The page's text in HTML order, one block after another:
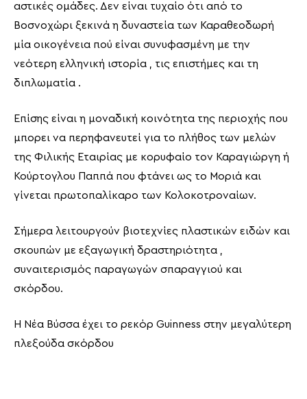
αστικές ομάδες. Δεν είναι τυχαίο ότι από το
Βοσνοχώρι ξεκινά η δυναστεία των Καραθεοδωρή
μία οικογένεια πού είναι συνυφασμένη με την
νεότερη ελληνική ιστορία , τις επιστήμες και τη
διπλωματία .
Επίσης είναι η μοναδική κοινότητα της περιοχής που
μπορει να περηφανευτεί για το πλήθος των μελών
της Φιλικής Εταιρίας με κορυφαίο τον Καραγιώργη ή
Κούρτογλου Παππά που φτάνει ως το Μοριά και
γίνεται πρωτοπαλίκαρο των Κολοκοτροναίων.
Σήμερα λειτουργούν βιοτεχνίες πλαστικών ειδών και
σκουπών με εξαγωγική δραστηριότητα ,
συναιτερισμός παραγωγών σπαραγγιού και
σκόρδου.
Η Νέα Βύσσα έχει το ρεκόρ Guinness στην μεγαλύτερη
πλεξούδα σκόρδου